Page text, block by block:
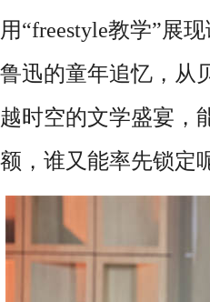
用“freestyle教学”展
鲁迅的童年追忆，从
越时空的文学盛宴，
额，谁又能率先锁定